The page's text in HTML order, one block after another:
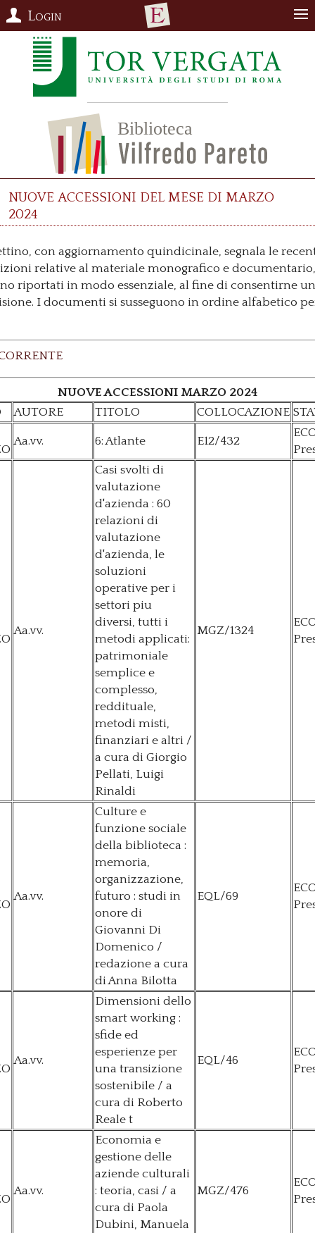
Login
nuove accessioni del mese di marzo
2024
con aggiornamento quindicinale, segnala le
relative al materiale monografico e
riportati in modo essenziale, al fine di consentirne
I documenti si susseguono in ordine alfabetico
NUOVE ACCESSIONI MARZO 2024
AUTORE TITOLO COLLOCAZIONE
Aa.vv. 6: Atlante E12/432
Aa.vv.
Casi svolti di
valutazione
d'azienda : 60
relazioni di
valutazione
d'azienda, le
soluzioni
operative per i
settori piu
diversi, tutti i
metodi applicati:
patrimoniale
semplice e
complesso,
reddituale,
metodi misti,
finanziari e altri /
a cura di Giorgio
Pellati, Luigi
Rinaldi
MGZ/1324
Aa.vv.
Culture e
funzione sociale
della biblioteca :
memoria,
organizzazione,
futuro : studi in
onore di
Giovanni Di
Domenico /
redazione a cura
di Anna Bilotta
EQL/69
Aa.vv.
Dimensioni dello
smart working :
sfide ed
esperienze per
una transizione
sostenibile / a
cura di Roberto
Reale t
EQL/46
Aa.vv.
Economia e
gestione delle
aziende culturali
: teoria, casi / a
cura di Paola
Dubini, Manuela
MGZ/476